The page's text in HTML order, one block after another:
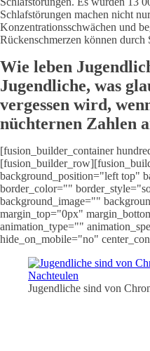
Schlafstörungen machen nicht
Konzentrationsschwächen und
Rückenschmerzen können durch
Wie leben
Jugendliche, was
vergessen wird,
nüchternen Zahlen
[fusion_builder_container
background_position="left top"
border_color=""
background_image=""
margin_top="0px"
animation_type=""
hide_on_mobile="no"
Jugendliche sind von